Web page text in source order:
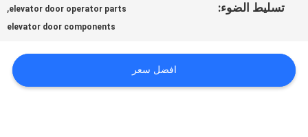
بنا
تسليط الضوء: elevator door operator parts
,
elevator door components
افضل سعر